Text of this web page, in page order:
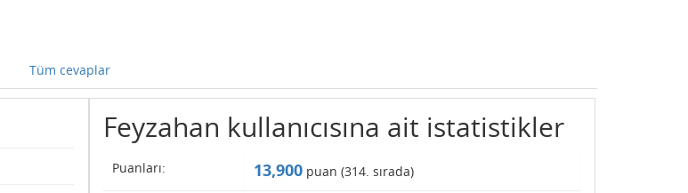
Tüm cevaplar
Feyzahan kullanıcısına ait istatistikler
Puanları: 13,900puan (314. sırada)